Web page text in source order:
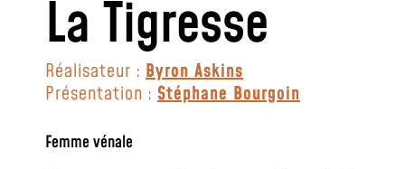
La Tigresse
Réalisateur : Byron Askins
Présentation : Stéphane Bourgoin
Femme vénale